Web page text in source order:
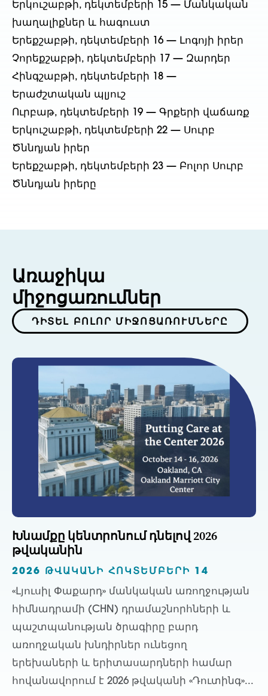
Երկուշաբթի, դեկտեմբերի 15 — Մանկական
խաղալիքներ և հագուստ
Երեքշաբթի, դեկտեմբերի 16 — Լոգոյի իրեր
Չորեքշաբթի, դեկտեմբերի 17 — Զարդեր
Հինգշաբթի, դեկտեմբերի 18 —
Երաժշտական պլյուշ
Ուրբաթ, դեկտեմբերի 19 — Գրքերի վաճառք
Երկուշաբթի, դեկտեմբերի 22 — Սուրբ
Ծննդյան իրեր
Երեքշաբթի, դեկտեմբերի 23 — Բոլոր Սուրբ
Ծննդյան իրերը
Առաջիկա
միջոցառումներ
ԴԻՏԵԼ ԲՈԼՈՐ ՄԻՋՈՑԱՌՈՒՄՆԵՐԸ
Խնամքը կենտրոնում դնելով 2026
թվականին
2026 ԹՎԱԿԱՆԻ ՀՈԿՏԵՄԲԵՐԻ 14
«Լյուսիլ Փաքարդ» մանկական առողջության
հիմնադրամի (CHN) դրամաշնորհների և
պաշտպանության ծրագիրը բարդ
առողջական խնդիրներ ունեցող
երեխաների և երիտասարդների համար
հովանավորում է 2026 թվականի «Դուտինգ»...